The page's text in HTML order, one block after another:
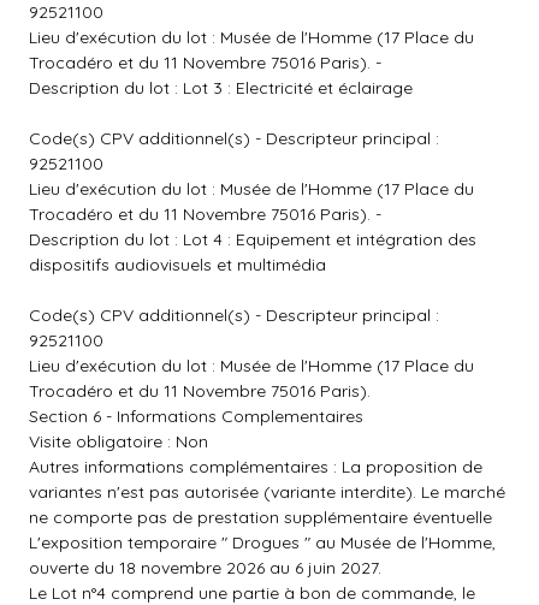
92521100
Lieu d'exécution du lot : Musée de l'Homme (17 Place du
Trocadéro et du 11 Novembre 75016 Paris). -
Description du lot : Lot 3 : Electricité et éclairage
Code(s) CPV additionnel(s) - Descripteur principal :
92521100
Lieu d'exécution du lot : Musée de l'Homme (17 Place du
Trocadéro et du 11 Novembre 75016 Paris). -
Description du lot : Lot 4 : Equipement et intégration des
dispositifs audiovisuels et multimédia
Code(s) CPV additionnel(s) - Descripteur principal :
92521100
Lieu d'exécution du lot : Musée de l'Homme (17 Place du
Trocadéro et du 11 Novembre 75016 Paris).
Section 6 - Informations Complementaires
Visite obligatoire : Non
Autres informations complémentaires : La proposition de
variantes n'est pas autorisée (variante interdite). Le marché
ne comporte pas de prestation supplémentaire éventuelle
L'exposition temporaire " Drogues " au Musée de l'Homme,
ouverte du 18 novembre 2026 au 6 juin 2027.
Le Lot n°4 comprend une partie à bon de commande, le